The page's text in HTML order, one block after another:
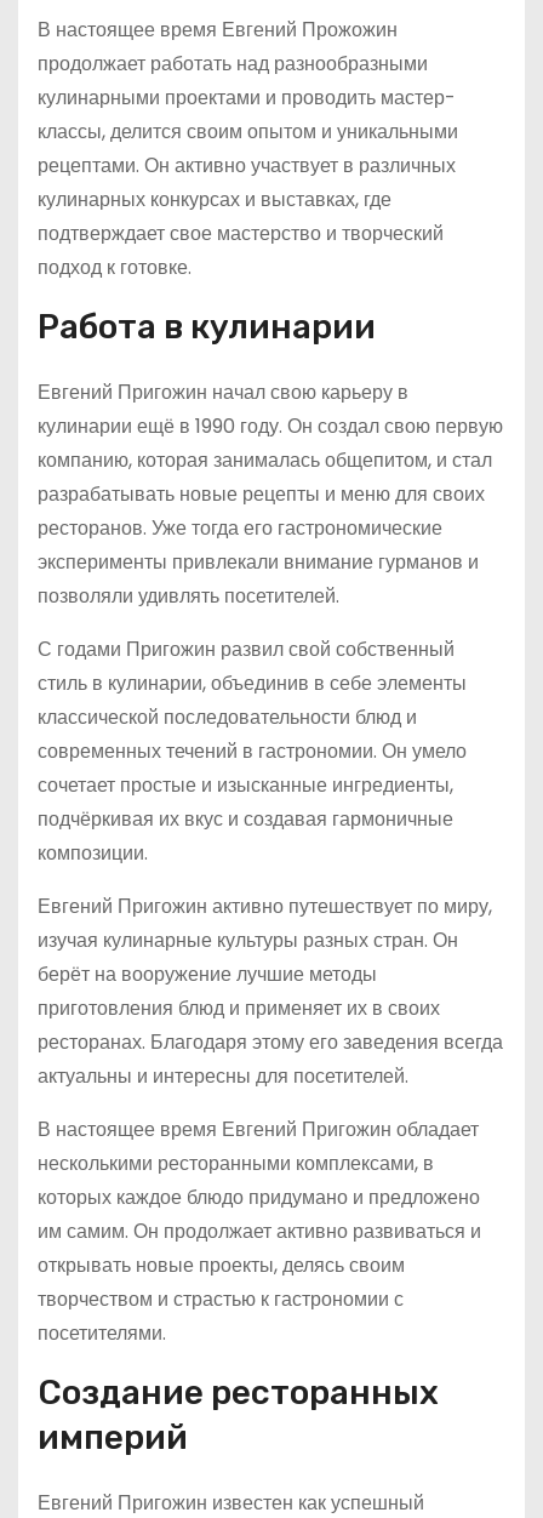
В настоящее время Евгений Прожожин
продолжает работать над разнообразными
кулинарными проектами и проводить мастер-
классы, делится своим опытом и уникальными
рецептами. Он активно участвует в различных
кулинарных конкурсах и выставках, где
подтверждает свое мастерство и творческий
подход к готовке.
Работа в кулинарии
Евгений Пригожин начал свою карьеру в
кулинарии ещё в 1990 году. Он создал свою первую
компанию, которая занималась общепитом, и стал
разрабатывать новые рецепты и меню для своих
ресторанов. Уже тогда его гастрономические
эксперименты привлекали внимание гурманов и
позволяли удивлять посетителей.
С годами Пригожин развил свой собственный
стиль в кулинарии, объединив в себе элементы
классической последовательности блюд и
современных течений в гастрономии. Он умело
сочетает простые и изысканные ингредиенты,
подчёркивая их вкус и создавая гармоничные
композиции.
Евгений Пригожин активно путешествует по миру,
изучая кулинарные культуры разных стран. Он
берёт на вооружение лучшие методы
приготовления блюд и применяет их в своих
ресторанах. Благодаря этому его заведения всегда
актуальны и интересны для посетителей.
В настоящее время Евгений Пригожин обладает
несколькими ресторанными комплексами, в
которых каждое блюдо придумано и предложено
им самим. Он продолжает активно развиваться и
открывать новые проекты, делясь своим
творчеством и страстью к гастрономии с
посетителями.
Создание ресторанных
империй
Евгений Пригожин известен как успешный